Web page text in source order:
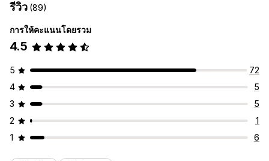
รีวิว (89)
การให้คะแนนโดยรวม
4.5
5
72
4
5
3
5
2
1
1
6